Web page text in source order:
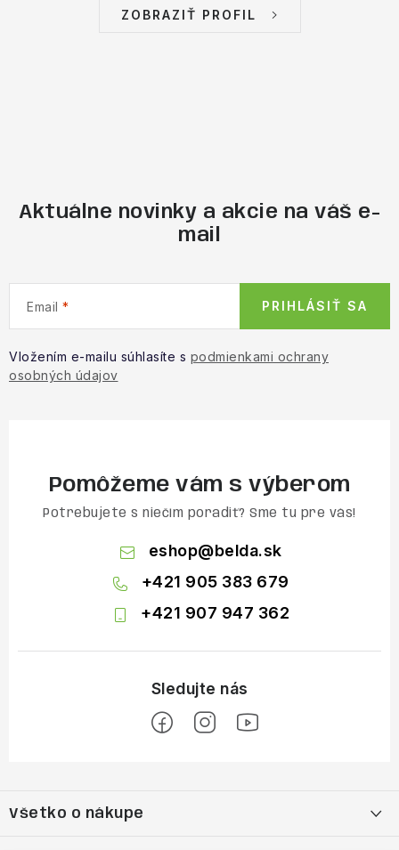
ZOBRAZIŤ PROFIL
Aktuálne novinky a akcie na váš e-
mail
Email
Vložením e-mailu súhlasíte s podmienkami ochrany
osobných údajov
PRIHLÁSIŤ SA
Pomôžeme vám s výberom
Potrebujete s niečím poradiť? Sme tu pre vás!
eshop@belda.sk
+421 905 383 679
+421 907 947 362
pVšetko o nákupe